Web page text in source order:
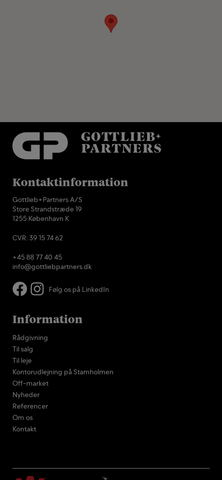
Kontaktinformation
Gottlieb+Partners A/S
Store Strandstræde 19
1255 København K
CVR: 39 15 74 62
+45 88 77 40 45
info@gottliebpartners.dk
Følg os på LinkedIn
Information
Rådgivning
Til salg
Til leje
Kontorudlejning på Stamholmen
Off-market
Nyheder
Referencer
Om os
Kontakt